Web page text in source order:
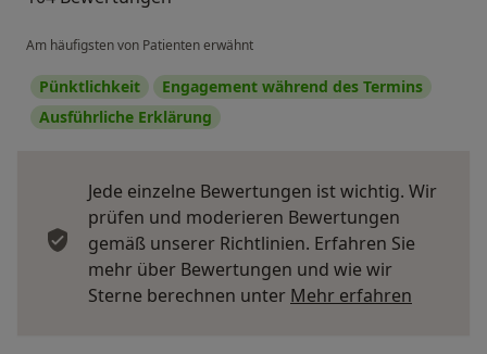
Am häufigsten von Patienten erwähnt
Pünktlichkeit
Engagement während des Termins
Ausführliche Erklärung
Jede einzelne Bewertungen ist wichtig. Wir
prüfen und moderieren Bewertungen
gemäß unserer Richtlinien. Erfahren Sie
mehr über Bewertungen und wie wir
Sterne berechnen unter Mehr erfahren